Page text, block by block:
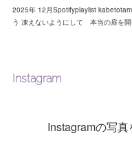
2025年 12月Spotifyplaylist
う 凍えないようにして 本当の扉を
Instagram
Instagramの写真